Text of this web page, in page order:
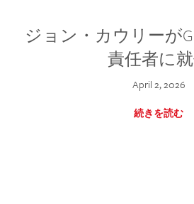
ジョン・カウリーが
責任者に
April 2, 2026
続きを読む